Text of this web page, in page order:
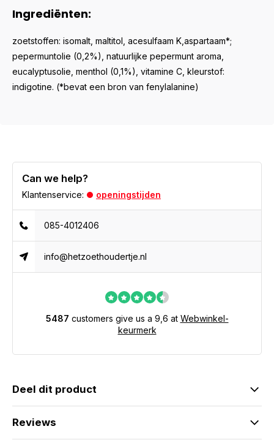
Ingrediënten:
zoetstoffen: isomalt, maltitol, acesulfaam K,aspartaam*;
pepermuntolie (0,2%), natuurlijke pepermunt aroma,
eucalyptusolie, menthol (0,1%), vitamine C, kleurstof:
indigotine. (*bevat een bron van fenylalanine)
Can we help?
Klantenservice: openingstijden
085-4012406
info@hetzoethoudertje.nl
5487 customers give us a 9,6 at Webwinkel-
keurmerk
Deel dit product
Reviews